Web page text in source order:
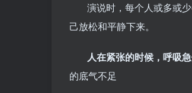
演说时，每个人或多或
己放松和平静下来。
人在紧张的时候，呼吸
的底气不足